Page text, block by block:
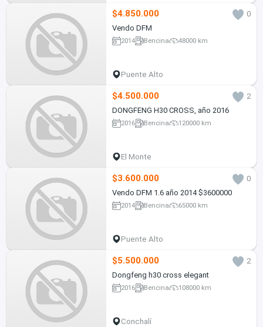
$4.850.000
0
Vendo DFM
2014 Bencina 48000 km
Puente Alto
$4.500.000
2
DONGFENG H30 CROSS, año 2016
2016 Bencina 120000 km
El Monte
$3.600.000
0
Vendo DFM 1.6 año 2014 $3600000
2014 Bencina 65000 km
Puente Alto
$5.500.000
2
Dongfeng h30 cross elegant
2016 Bencina 108000 km
Conchalí